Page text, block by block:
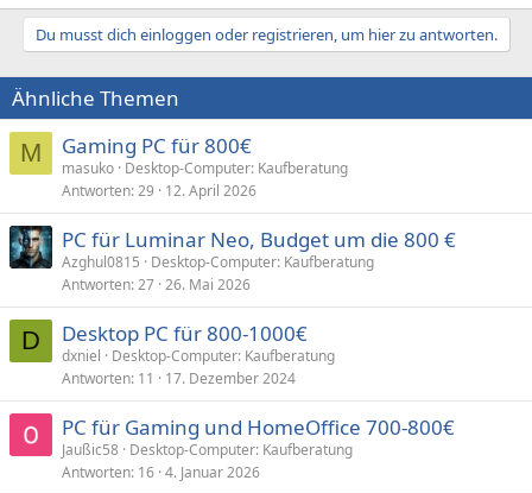
Du musst dich einloggen oder registrieren, um hier zu antworten.
Ähnliche Themen
M Gaming PC für 800€
masuko Desktop-Computer: Kaufberatung
Antworten 29 12. April 2026
PC für Luminar Neo, Budget um die 800 €
Azghul0815
Desktop-Computer: Kaufberatung
Antworten 27 26. Mai 2026
D Desktop PC für 800-1000€
dxniel
Desktop-Computer: Kaufberatung
Antworten 11 17. Dezember 2024
PC für Gaming und HomeOffice 700-800€
Jaußic58 Desktop-Computer: Kaufberatung
Antworten 16 4. Januar 2026